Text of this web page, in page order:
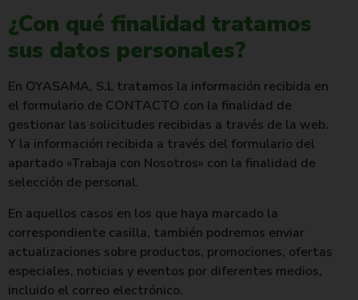
¿Con qué finalidad tratamos
sus datos personales?
En OYASAMA, S.L tratamos la información recibida en
el formulario de CONTACTO con la finalidad de
gestionar las solicitudes recibidas a través de la web.
Y la información recibida a través del formulario del
apartado «Trabaja con Nosotros» con la finalidad de
selección de personal.
En aquellos casos en los que haya marcado la
correspondiente casilla, también podremos enviar
actualizaciones sobre productos, promociones, ofertas
especiales, noticias y eventos por diferentes medios,
incluido el correo electrónico.